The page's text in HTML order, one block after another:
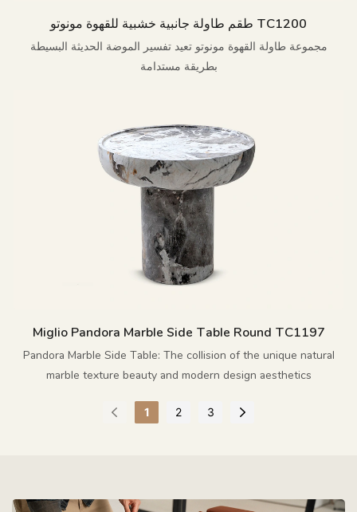
طقم طاولة جانبية خشبية للقهوة مونوتو TC1200
مجموعة طاولة القهوة مونوتو تعيد تفسير الموضة الحديثة البسيطة
بطريقة مستدامة
Miglio Pandora Marble Side Table Round TC1197
Pandora Marble Side Table: The collision of the unique natural
marble texture beauty and modern design aesthetics
1 2 3